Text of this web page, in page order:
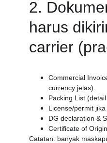
2.
harus
carrier
Commercial
currency jelas).
Packing List
License/permit
DG declaration &
Certificate of
Catatan: banyak